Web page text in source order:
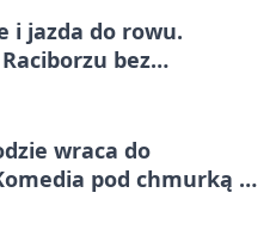
i jazda do rowu.
bez
wraca do
pod chmurką w